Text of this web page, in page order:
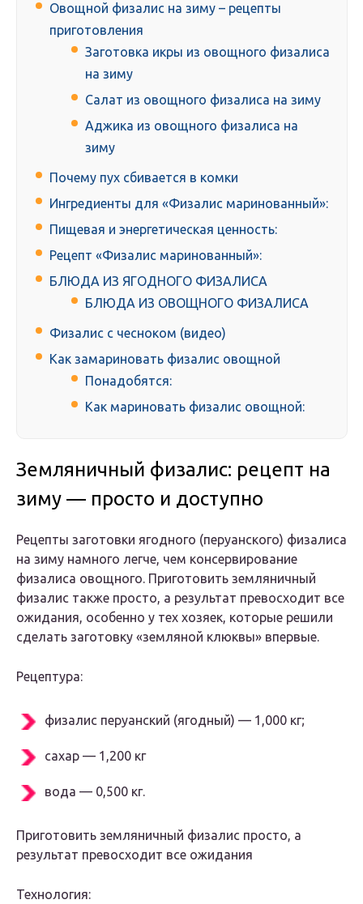
Овощной физалис на зиму – рецепты
приготовления
Заготовка икры из овощного физалиса
на зиму
Салат из овощного физалиса на зиму
Аджика из овощного физалиса на
зиму
Почему пух сбивается в комки
Ингредиенты для «Физалис маринованный»:
Пищевая и энергетическая ценность:
Рецепт «Физалис маринованный»:
БЛЮДА ИЗ ЯГОДНОГО ФИЗАЛИСА
БЛЮДА ИЗ ОВОЩНОГО ФИЗАЛИСА
Физалис с чесноком (видео)
Как замариновать физалис овощной
Понадобятся:
Как мариновать физалис овощной:
Земляничный физалис: рецепт на
зиму — просто и доступно
Рецепты заготовки ягодного (перуанского) физалиса
на зиму намного легче, чем консервирование
физалиса овощного. Приготовить земляничный
физалис также просто, а результат превосходит все
ожидания, особенно у тех хозяек, которые решили
сделать заготовку «земляной клюквы» впервые.
Рецептура:
физалис перуанский (ягодный) — 1,000 кг;
сахар — 1,200 кг
вода — 0,500 кг.
Приготовить земляничный физалис просто, а
результат превосходит все ожидания
Технология: